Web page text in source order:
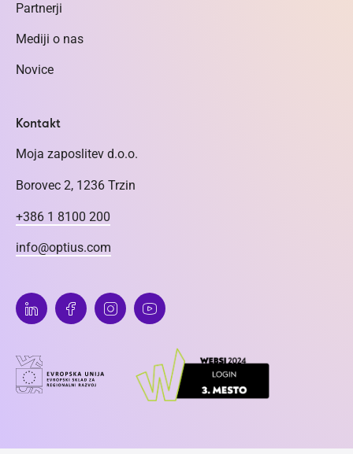
Partnerji
Mediji o nas
Novice
Kontakt
Moja zaposlitev d.o.o.
Borovec 2, 1236 Trzin
+386 1 8100 200
info@optius.com